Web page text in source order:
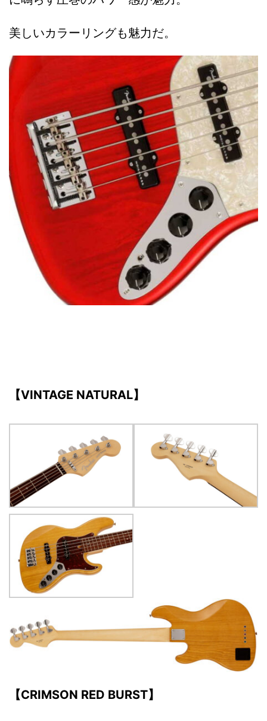
美しいカラーリングも魅力だ。
【VINTAGE NATURAL】
【CRIMSON RED BURST】